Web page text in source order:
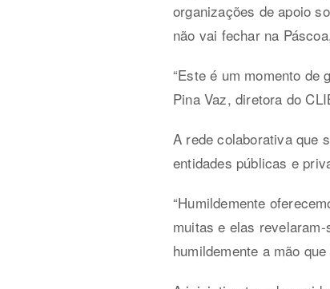
organizações de apoio
não vai fechar na
“Este é um momento de
Pina Vaz, diretora do
A rede colaborativa que
entidades públicas e
“Humildemente
muitas e elas
humildemente a mão